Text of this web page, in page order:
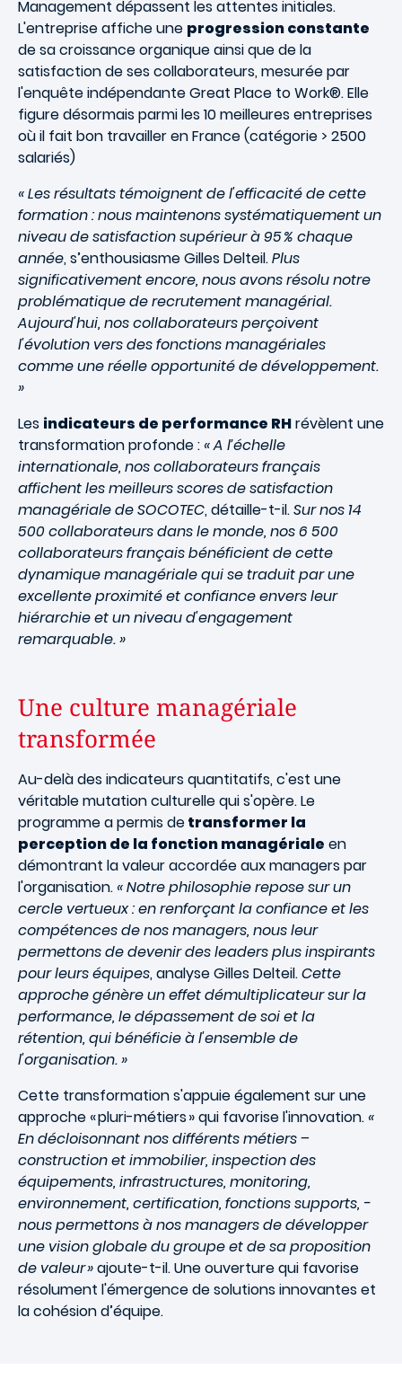
Management dépassent les attentes initiales.
L'entreprise affiche une progression constante
de sa croissance organique ainsi que de la
satisfaction de ses collaborateurs, mesurée par
l'enquête indépendante Great Place to Work®. Elle
figure désormais parmi les 10 meilleures entreprises
où il fait bon travailler en France (catégorie > 2500
salariés)
« Les résultats témoignent de l'efficacité de cette
formation : nous maintenons systématiquement un
niveau de satisfaction supérieur à 95 % chaque
année, s’enthousiasme Gilles Delteil.Plus
significativement encore, nous avons résolu notre
problématique de recrutement managérial.
Aujourd'hui, nos collaborateurs perçoivent
l'évolution vers des fonctions managériales
comme une réelle opportunité de développement.
»
Les indicateurs de performance RHrévèlent une
transformation profonde :« A l’échelle
internationale, nos collaborateurs français
affichent les meilleurs scores de satisfaction
managériale de SOCOTEC, détaille-t-il.Sur nos 14
500 collaborateurs dans le monde, nos 6 500
collaborateurs français bénéficient de cette
dynamique managériale qui se traduit par une
excellente proximité et confiance envers leur
hiérarchie et un niveau d'engagement
remarquable. »
Une culture managériale
transformée
Au-delà des indicateurs quantitatifs, c'est une
véritable mutation culturelle qui s'opère. Le
programme a permis detransformer la
perception de la fonction managériale en
démontrant la valeur accordée aux managers par
l'organisation.« Notre philosophie repose sur un
cercle vertueux : en renforçant la confiance et les
compétences de nos managers, nous leur
permettons de devenir des leaders plus inspirants
pour leurs équipes, analyse Gilles Delteil.Cette
approche génère un effet démultiplicateur sur la
performance, le dépassement de soi et la
rétention, qui bénéficie à l'ensemble de
l'organisation. »
Cette transformation s'appuie également sur une
approche « pluri-métiers » qui favorise l'innovation.«
En décloisonnant nos différents métiers –
construction et immobilier, inspection des
équipements, infrastructures, monitoring,
environnement, certification, fonctions supports, -
nous permettons à nos managers de développer
une vision globale du groupe et de sa proposition
de valeur »ajoute-t-il.Une ouverture qui favorise
résolument l'émergence de solutions innovantes et
la cohésion d’équipe.